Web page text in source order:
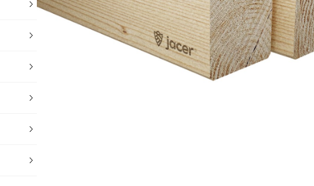
vybírat zde
Předboj, 250 72
Plzeň
Rokycanská 2656/2,
(parkoviště Albert)
Plzeň 4, 301 00